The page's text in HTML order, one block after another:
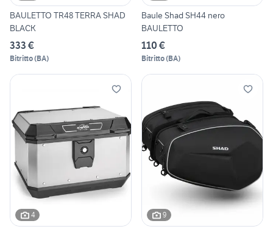
BAULETTO TR48 TERRA SHAD
BLACK
333 €
Bitritto(BA)
Baule Shad SH44 nero
BAULETTO
110 €
Bitritto(BA)
4 9